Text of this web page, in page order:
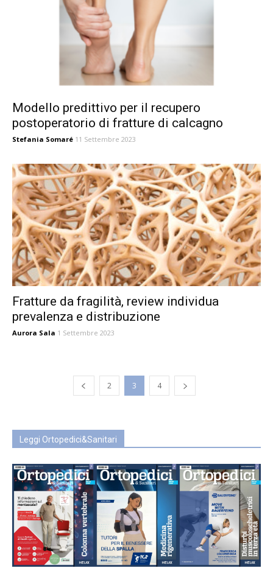
Modello predittivo per il recupero
postoperatorio di fratture di calcagno
Stefania Somaré 11 Settembre 2023
Fratture da fragilità, review individua
prevalenza e distribuzione
Aurora Sala 1 Settembre 2023
2 3 4
Leggi Ortopedici&Sanitari